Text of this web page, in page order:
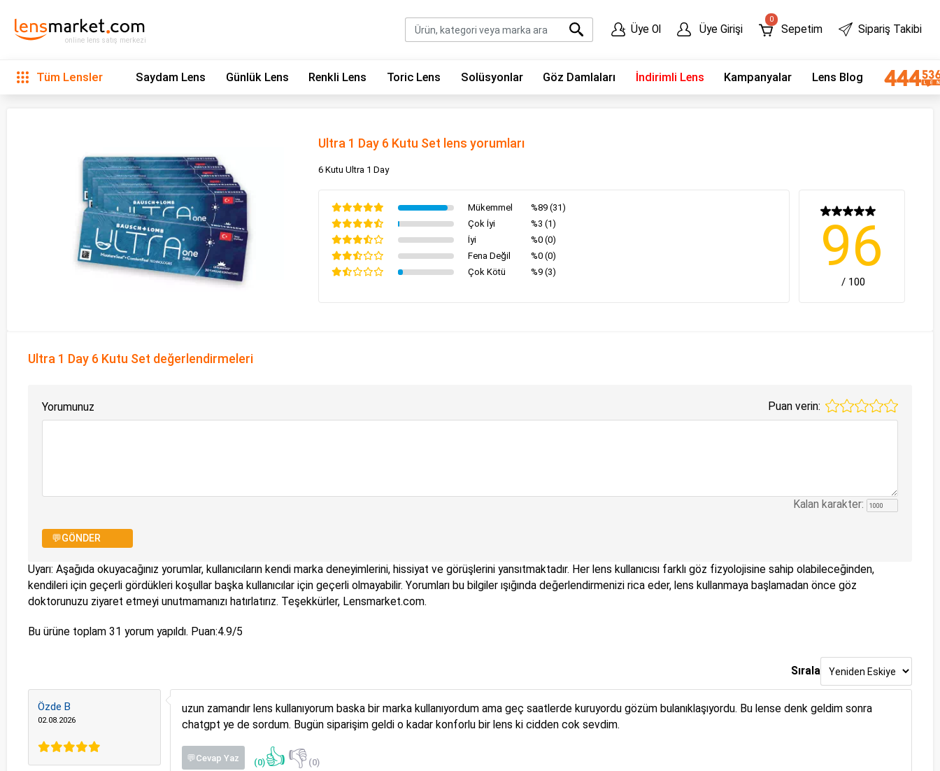
online lens satış merkezi
Üye Ol Üye Girişi
0
Sepetim Sipariş Takibi
Tüm Lensler Saydam Lens Günlük Lens Renkli Lens Toric Lens Solüsyonlar Göz Damlaları İndirimli Lens Kampanyalar Lens Blog
Ultra 1 Day 6 Kutu Set lens yorumları
6 Kutu Ultra 1 Day
Mükemmel
%89 (31)
Çok İyi
%3 (1)
İyi
%0 (0)
Fena Değil
%0 (0)
Çok Kötü
%9 (3) 96
/ 100
Ultra 1 Day 6 Kutu Set değerlendirmeleri
Yorumunuz Puan verin:
Kalan karakter:
💬GÖNDER
Uyarı: Aşağıda okuyacağınız yorumlar, kullanıcıların kendi marka deneyimlerini, hissiyat ve görüşlerini yansıtmaktadır. Her lens kullanıcısı farklı göz fizyolojisine sahip olabileceğinden,
kendileri için geçerli gördükleri koşullar başka kullanıcılar için geçerli olmayabilir. Yorumları bu bilgiler ışığında değerlendirmenizi rica eder, lens kullanmaya başlamadan önce göz
doktorunuzu ziyaret etmeyi unutmamanızı hatırlatırız. Teşekkürler, Lensmarket.com.
Bu ürüne toplam 31 yorum yapıldı. Puan:4.9/5
Sırala
Özde B
02.08.2026
uzun zamandır lens kullanıyorum baska bir marka kullanıyordum ama geç saatlerde kuruyordu gözüm bulanıklaşıyordu. Bu lense denk geldim sonra
chatgpt ye de sordum. Bugün siparişim geldi o kadar konforlu bir lens ki cidden cok sevdim.
💬Cevap Yaz (0)👍👎 (0)